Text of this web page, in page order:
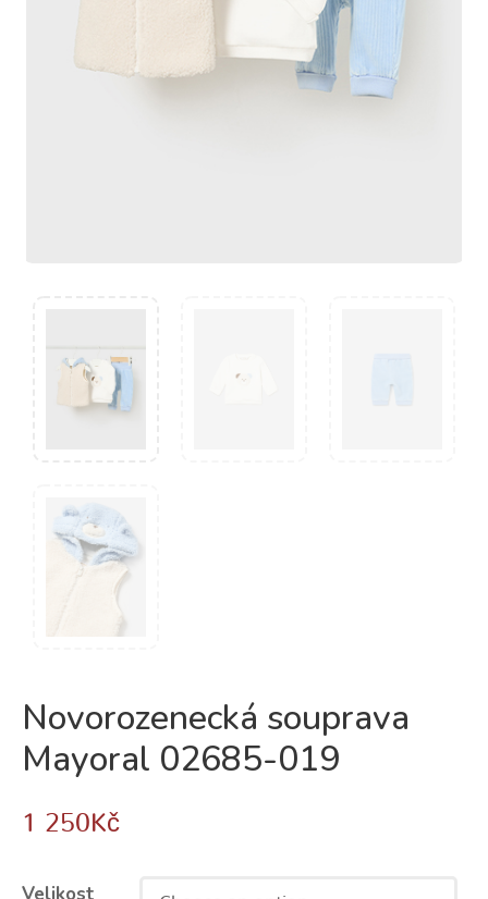
Novorozenecká souprava
Mayoral 02685-019
1 250Kč